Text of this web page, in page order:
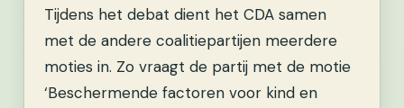
Tijdens het debat dient het CDA samen
met de andere coalitiepartijen meerdere
moties in. Zo vraagt de partij met de motie
‘Beschermende factoren voor kind en